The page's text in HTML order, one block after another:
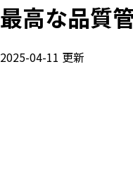
最高な品質
2025-04-11 更新